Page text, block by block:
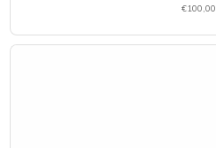
€100,00